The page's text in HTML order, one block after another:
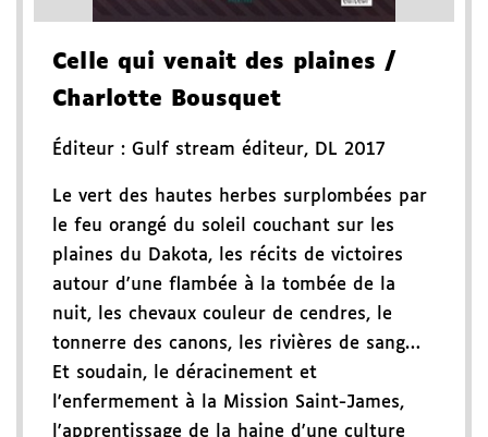
Celle qui venait des plaines /
Charlotte Bousquet
Éditeur : Gulf stream éditeur, DL 2017
Le vert des hautes herbes surplombées par
le feu orangé du soleil couchant sur les
plaines du Dakota, les récits de victoires
autour d'une flambée à la tombée de la
nuit, les chevaux couleur de cendres, le
tonnerre des canons, les rivières de sang…
Et soudain, le déracinement et
l'enfermement à la Mission Saint-James,
l'apprentissage de la haine d'une culture